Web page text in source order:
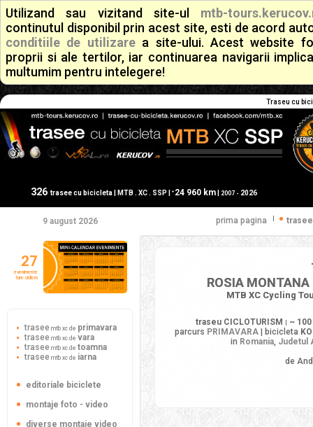
Utilizand sau vizitand site-ul mtb-
continutul disponibil prin acest site, esti de acord
conditiile de utilizarea site-ului. Acest website
proprii si ale tertilor, iar continuarea navigarii
multumim pentru intelegere!
Traseu cu
326 trasee cu bicicleta | MTB . XC . SSP | + 24 960 km| 2007 - 2026
9 august 2026 prima pagina
ROSIA MONTANA
MTB XC Cycling
traseu CICLOTURISM
~
parcurs PRIMAVARA | bicicleta
in Romania, Judetul
de
27
evenimente
ture ciclism
trasee mtb xc de primavara
trasee mtb xc de vara
trasee mtb xc de toamna
trasee mtb xc de iarna
editoriale biciclete
montaje foto - video
diverse montaje video